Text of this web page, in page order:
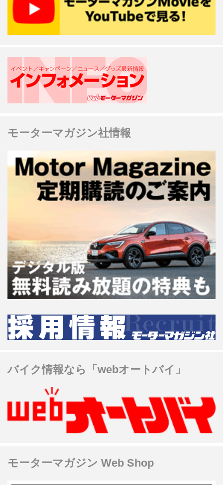
モーターマガジン社情報
バイク情報なら「webオートバイ」
モーターマガジン Web Shop